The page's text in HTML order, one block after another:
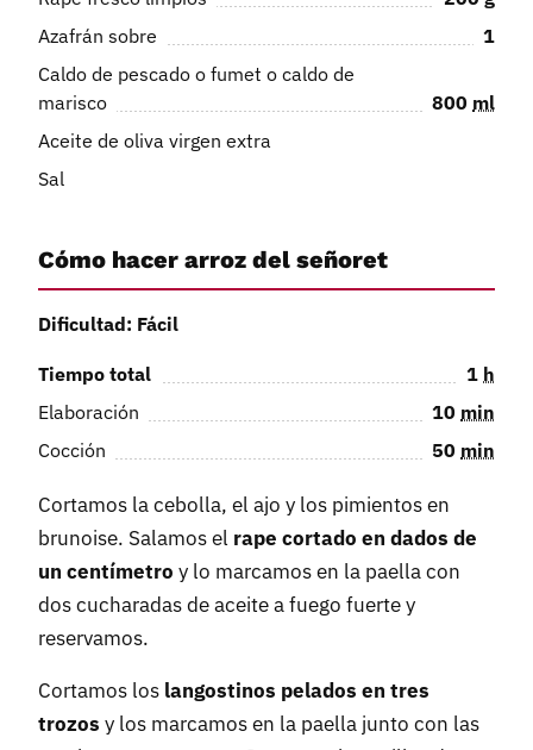
Azafrán sobre
1
Caldo de pescado o fumet o caldo de
marisco
800 ml
Aceite de oliva virgen extra
Sal
Cómo hacer arroz del señoret
Dificultad: Fácil
Tiempo total 1 h
Elaboración
10 min
Cocción
50 min
Cortamos la cebolla, el ajo y los pimientos en
brunoise. Salamos el rape cortado en dados de
un centímetro y lo marcamos en la paella con
dos cucharadas de aceite a fuego fuerte y
reservamos.
Cortamos los langostinos pelados en tres
trozos y los marcamos en la paella junto con las